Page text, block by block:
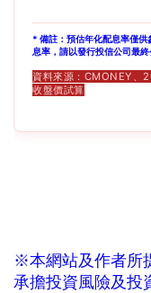
* 備註：預估年化配息率僅
息率，請以發行投信公司最終
資料來源：CMONEY、
收盤價試算
※本網站及作者所
承擔投資風險及投